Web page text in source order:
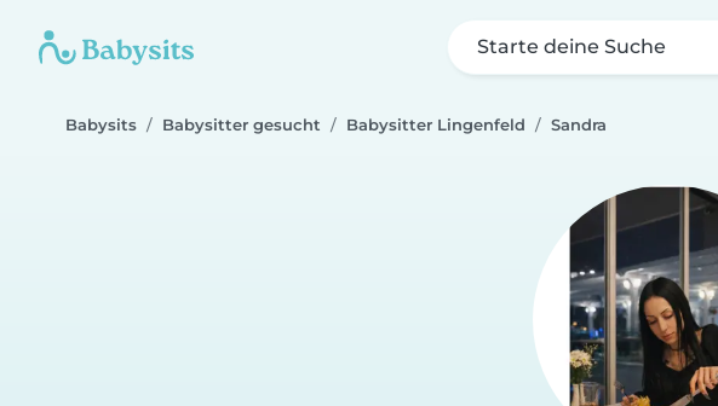
Starte deine Suche
Babysits Babysitter gesucht Babysitter Lingenfeld Sandra